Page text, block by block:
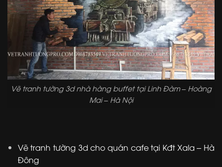
Vẽ tranh tường 3d nhà hàng buffet tại Linh Đàm – Hoàng
Mai – Hà Nội
Vẽ tranh tường 3d cho quán cafe tại Kđt Xala – Hà
Đông